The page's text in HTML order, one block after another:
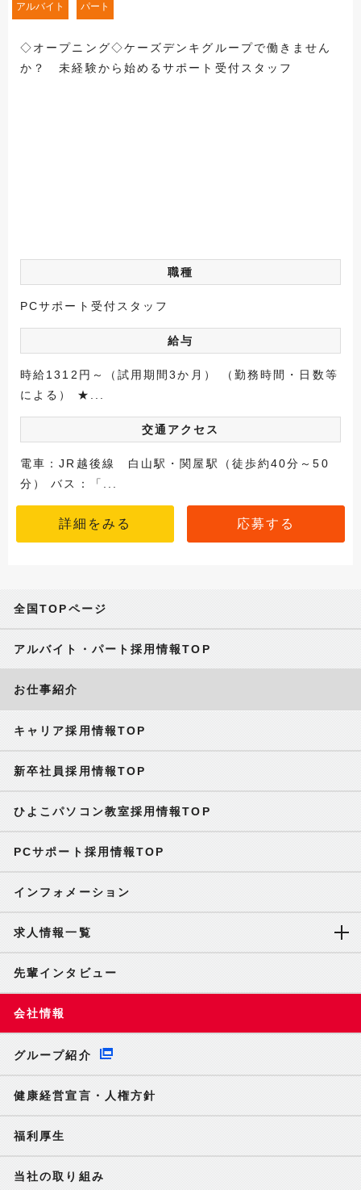
アルバイト パート
◇オープニング◇ケーズデンキグループで働きません
か？ 未経験から始めるサポート受付スタッフ
職種
PCサポート受付スタッフ
給与
時給1312円～（試用期間3か月） （勤務時間・日数等
による） ★...
交通アクセス
電車：JR越後線 白山駅・関屋駅（徒歩約40分～50
分） バス：「...
詳細をみる 応募する
全国TOPページ
アルバイト・パート採用情報TOP
お仕事紹介
キャリア採用情報TOP
新卒社員採用情報TOP
ひよこパソコン教室採用情報TOP
PCサポート採用情報TOP
インフォメーション
求人情報一覧
先輩インタビュー
会社情報
グループ紹介
健康経営宣言・人権方針
福利厚生
当社の取り組み